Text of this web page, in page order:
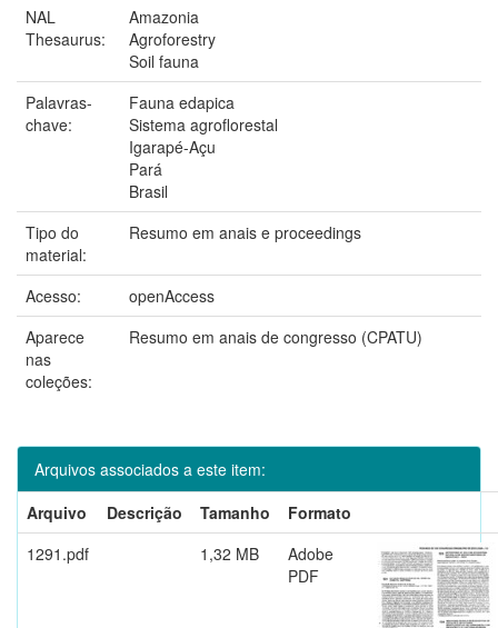
NAL
Thesaurus:
Amazonia
Agroforestry
Soil fauna
Palavras-
chave:
Fauna edapica
Sistema agroflorestal
Igarapé-Açu
Pará
Brasil
Tipo do
material:
Resumo em anais e proceedings
Acesso:
openAccess
Aparece
nas
coleções:
Resumo em anais de congresso (CPATU)
Arquivos associados a este item:
Arquivo
Descrição Tamanho
Formato
1291.pdf
1,32 MB
Adobe
PDF